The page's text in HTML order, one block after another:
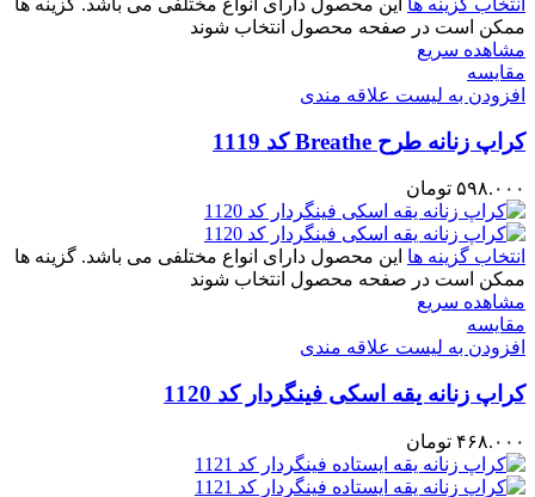
انتخاب گزینه ها این محصول دارای انواع مختلفی می باشد. گزینه ها
ممکن است در صفحه محصول انتخاب شوند
مشاهده سریع
مقایسه
افزودن به لیست علاقه مندی
کراپ زنانه طرح Breathe کد 1119
۵۹۸.۰۰۰ تومان
انتخاب گزینه ها این محصول دارای انواع مختلفی می باشد. گزینه ها
ممکن است در صفحه محصول انتخاب شوند
مشاهده سریع
مقایسه
افزودن به لیست علاقه مندی
کراپ‌ زنانه یقه اسکی فینگردار کد 1120
۴۶۸.۰۰۰ تومان